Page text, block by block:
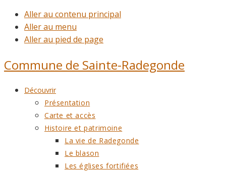
Aller au contenu principal
Aller au menu
Aller au pied de page
Commune de Sainte-Radegonde
Découvrir
Présentation
Carte et accès
Histoire et patrimoine
La vie de Radegonde
Le blason
Les églises fortifiées